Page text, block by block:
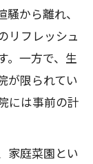
から離れ、
リフレッシュ
。一方で、生
が限られてい
には事前の計
家庭菜園とい